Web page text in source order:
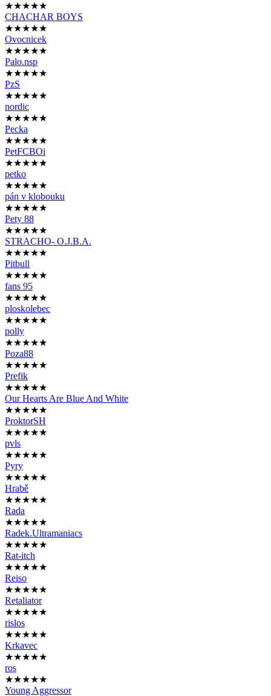
★★★★★
CHACHAR BOYS
★★★★★
Ovocnicek
★★★★★
Palo.nsp
★★★★★
PzS
★★★★★
nordic
★★★★★
Pecka
★★★★★
PetFCBOi
★★★★★
petko
★★★★★
pán v klobouku
★★★★★
Pety 88
★★★★★
STRACHO- O.J.B.A.
★★★★★
Pitbull
★★★★★
fans 95
★★★★★
ploskolebec
★★★★★
polly
★★★★★
Poza88
★★★★★
Prefik
★★★★★
Our Hearts Are Blue And White
★★★★★
ProktorSH
★★★★★
pvls
★★★★★
Pyry
★★★★★
Hrabě
★★★★★
Rada
★★★★★
Radek.Ultramaniacs
★★★★★
Rat-itch
★★★★★
Reiso
★★★★★
Retaliator
★★★★★
rislos
★★★★★
Krkavec
★★★★★
ros
★★★★★
Young Aggressor